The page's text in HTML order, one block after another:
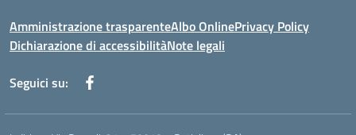
Amministrazione trasparenteAlbo OnlinePrivacy Policy
Dichiarazione di accessibilitàNote legali
Seguici su: